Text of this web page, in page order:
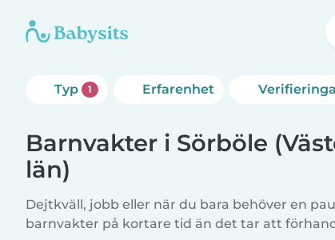
Typ 1 Erfarenhet
Barnvakter i Sörböle
län)
Dejtkväll, jobb eller när du bara behöver en
barnvakter på kortare tid än det tar att